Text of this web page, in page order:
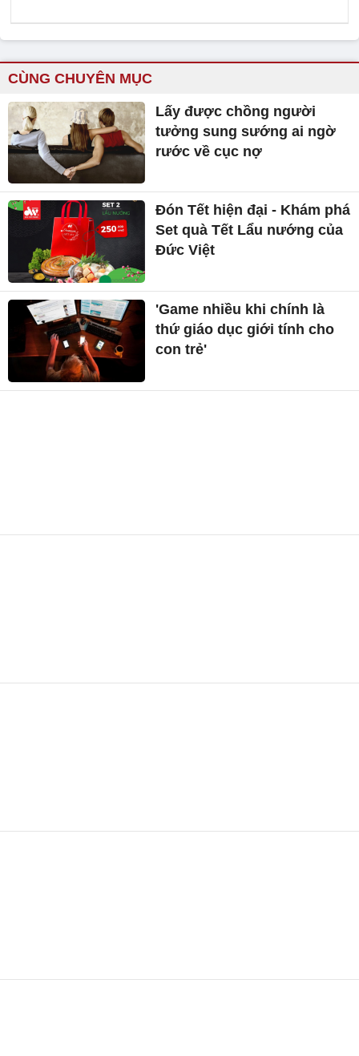
CÙNG CHUYÊN MỤC
Lấy được chồng người
tưởng sung sướng ai ngờ
rước về cục nợ
Đón Tết hiện đại - Khám phá
Set quà Tết Lẩu nướng của
Đức Việt
'Game nhiều khi chính là
thứ giáo dục giới tính cho
con trẻ'